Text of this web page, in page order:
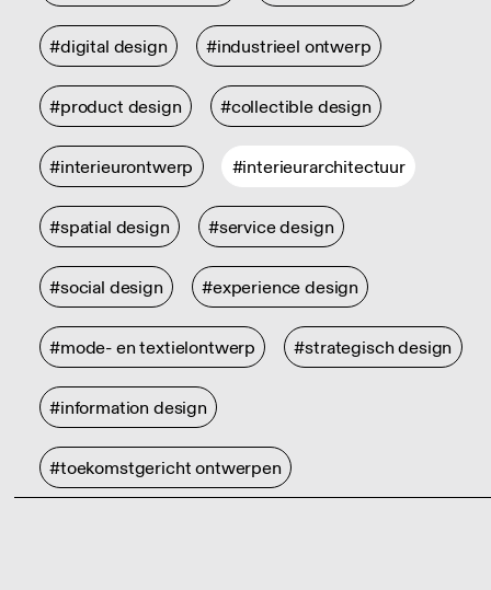
#digital design #industrieel ontwerp
#product design #collectible design
#interieurontwerp #interieurarchitectuur
#spatial design #service design
#social design #experience design
#mode- en textielontwerp #strategisch design
#information design
#toekomstgericht ontwerpen